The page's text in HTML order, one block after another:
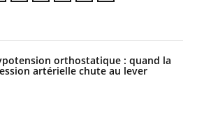
orthostatique : quand la
artérielle chute au lever